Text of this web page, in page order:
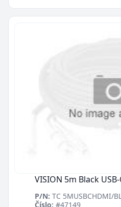
VISION 5m Black
P/N: TC 5MUSBCHDMI/
Číslo: #47149